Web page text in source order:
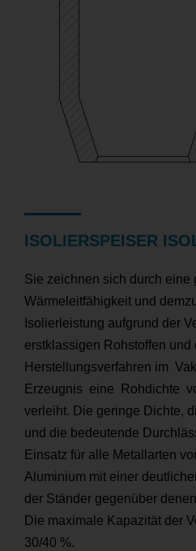
ISOLIERSPEISER
Sie zeichnen sich durch eine
Wärmeleitfähigkeit und
Isolierleistung aufgrund der
erstklassigen Rohstoffen und
Herstellungsverfahren im
Erzeugnis eine Rohdichte
verleiht. Die geringe Dichte,
und die bedeutende
Einsatz für alle Metallarten
Aluminium mit einer
der Ständer gegenüber
Die maximale Kapazität der
30/40 %.